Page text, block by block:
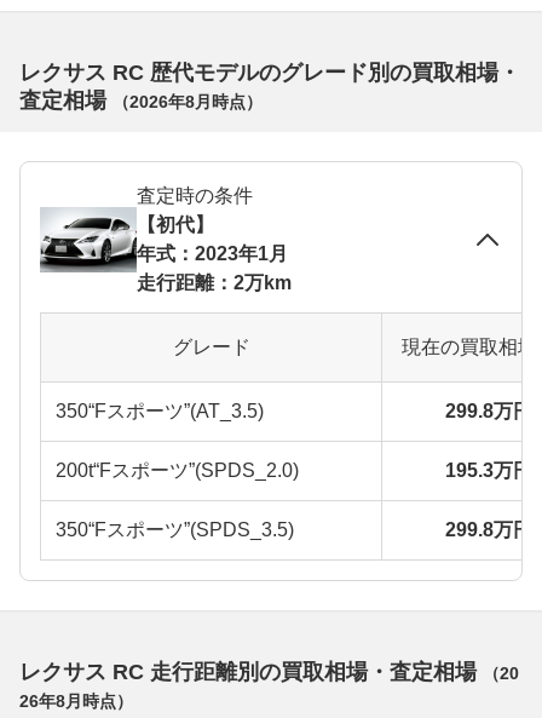
レクサス RC 歴代モデルのグレード別の買取相場・
査定相場
（2026年8月 時点）
査定時の条件
【初代】
年式：2023年1月
走行距離：2万km
グレード 現在の買取相
350“Fスポーツ”(AT_3.5) 299.8万円
200t“Fスポーツ”(SPDS_2.0) 195.3万円
350“Fスポーツ”(SPDS_3.5) 299.8万円
レクサス RC 走行距離別の買取相場・査定相場 （20
26年8月 時点）